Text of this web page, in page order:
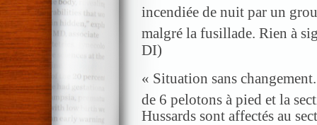
incendiée de nuit par un
malgré la fusillade. Rien à
DI)
« Situation sans
de 6 pelotons à pied et la
Hussards sont affectés au